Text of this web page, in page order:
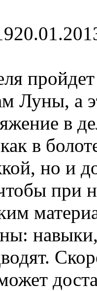
Луны, а
в
в
но и
при